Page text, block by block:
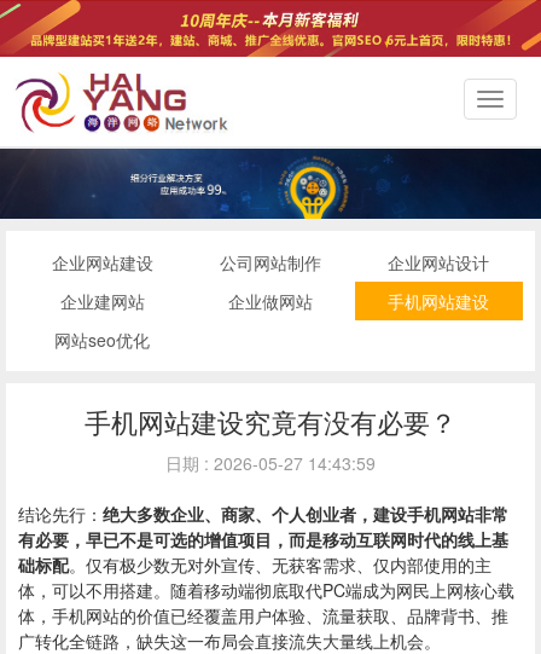
切
换
导
企业网站建设 公司网站制作
企业网站设计
企业建网站
企业做网站
手机网站建设
网站seo优化
手机网站建设究竟有没有必要？
日期 : 2026-05-27 14:43:59
结论先行： 绝大多数企业、商家、个人创业者，建设手机网站非常
有必要，早已不是可选的增值项目，而是移动互联网时代的线上基
础标配。仅有极少数无对外宣传、无获客需求、仅内部使用的主
体，可以不用搭建。随着移动端彻底取代PC端成为网民上网核心载
体，手机网站的价值已经覆盖用户体验、流量获取、品牌背书、推
广转化全链路，缺失这一布局会直接流失大量线上机会。